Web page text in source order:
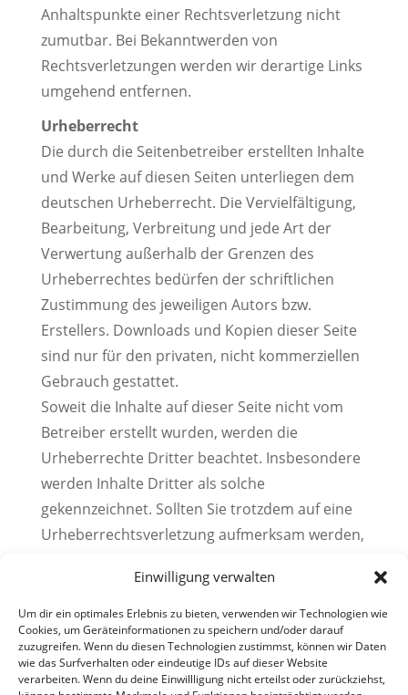
Einwilligung verwalten
Um dir ein optimales Erlebnis zu bieten, verwenden wir Technologien wie
Cookies, um Geräteinformationen zu speichern und/oder darauf
zuzugreifen. Wenn du diesen Technologien zustimmst, können wir Daten
wie das Surfverhalten oder eindeutige IDs auf dieser Website
verarbeiten. Wenn du deine Einwillligung nicht erteilst oder zurückziehst,
Anhaltspunkte einer Rechtsverletzung nicht
zumutbar. Bei Bekanntwerden von
Rechtsverletzungen werden wir derartige Links
umgehend entfernen.
Urheberrecht
Die durch die Seitenbetreiber erstellten Inhalte
und Werke auf diesen Seiten unterliegen dem
deutschen Urheberrecht. Die Vervielfältigung,
Bearbeitung, Verbreitung und jede Art der
Verwertung außerhalb der Grenzen des
Urheberrechtes bedürfen der schriftlichen
Zustimmung des jeweiligen Autors bzw.
Erstellers. Downloads und Kopien dieser Seite
sind nur für den privaten, nicht kommerziellen
Gebrauch gestattet.
Soweit die Inhalte auf dieser Seite nicht vom
Betreiber erstellt wurden, werden die
Urheberrechte Dritter beachtet. Insbesondere
werden Inhalte Dritter als solche
gekennzeichnet. Sollten Sie trotzdem auf eine
Urheberrechtsverletzung aufmerksam werden,
Bei Bekanntwerden von Rechtsverletzungen
werden wir derartige Inhalte umgehend
entfernen.
Quellverweis:https://www.e-recht24.de